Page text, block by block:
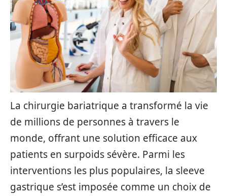
La chirurgie bariatrique a transformé la vie
de millions de personnes à travers le
monde, offrant une solution efficace aux
patients en surpoids sévère. Parmi les
interventions les plus populaires, la sleeve
gastrique s’est imposée comme un choix de